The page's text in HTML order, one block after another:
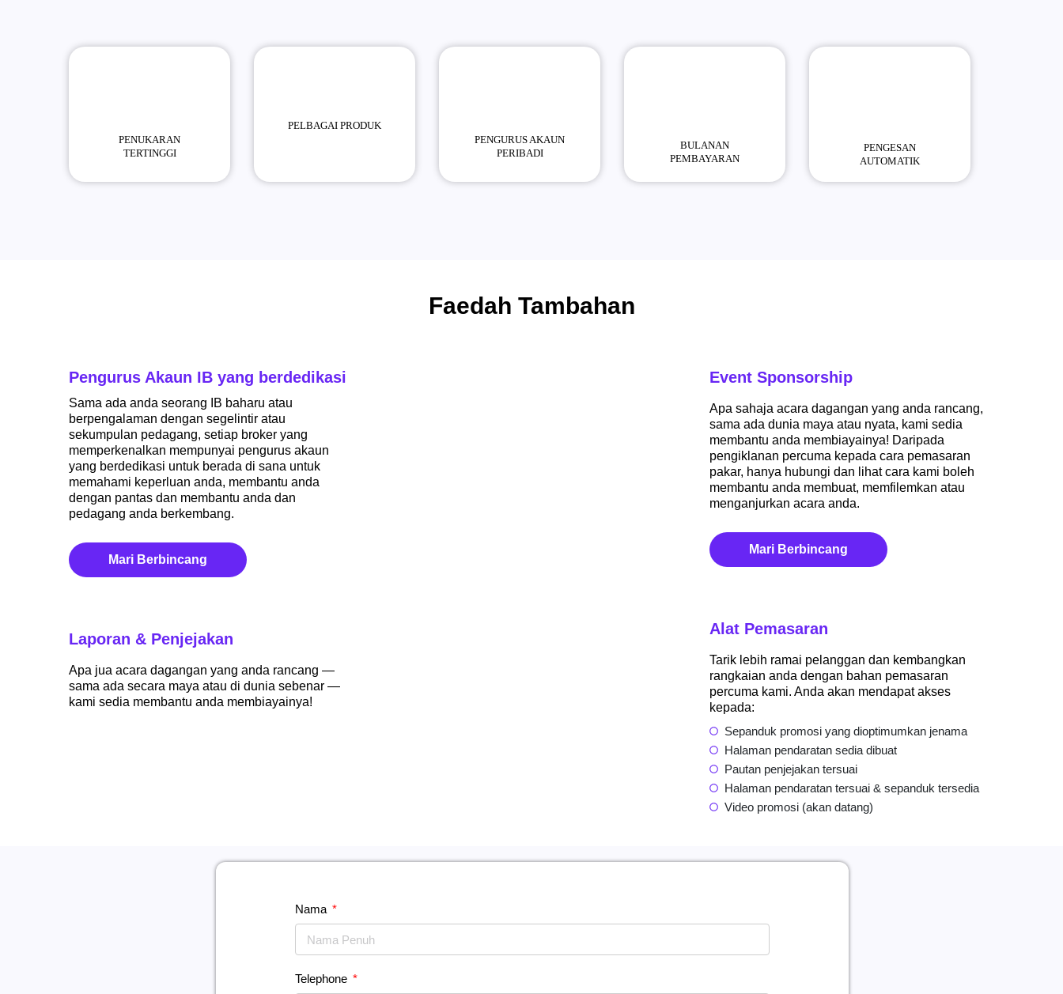
PENUKARAN
TERTINGGI
PELBAGAI PRODUK
PENGURUS AKAUN
PERIBADI
BULANAN
PEMBAYARAN
PENGESAN
AUTOMATIK
Faedah Tambahan
Pengurus Akaun IB yang berdedikasi
Sama ada anda seorang IB baharu atau
berpengalaman dengan segelintir atau
sekumpulan pedagang, setiap broker yang
memperkenalkan mempunyai pengurus akaun
yang berdedikasi untuk berada di sana untuk
memahami keperluan anda, membantu anda
dengan pantas dan membantu anda dan
pedagang anda berkembang.
Mari Berbincang
Laporan & Penjejakan
Apa jua acara dagangan yang anda rancang —
sama ada secara maya atau di dunia sebenar —
kami sedia membantu anda membiayainya!
Event Sponsorship
Apa sahaja acara dagangan yang anda rancang,
sama ada dunia maya atau nyata, kami sedia
membantu anda membiayainya! Daripada
pengiklanan percuma kepada cara pemasaran
pakar, hanya hubungi dan lihat cara kami boleh
membantu anda membuat, memfilemkan atau
menganjurkan acara anda.
Mari Berbincang
Alat Pemasaran
Tarik lebih ramai pelanggan dan kembangkan
rangkaian anda dengan bahan pemasaran
percuma kami. Anda akan mendapat akses
kepada:
Sepanduk promosi yang dioptimumkan jenama
Halaman pendaratan sedia dibuat
Pautan penjejakan tersuai
Halaman pendaratan tersuai & sepanduk tersedia
Video promosi (akan datang)
Nama
Telephone